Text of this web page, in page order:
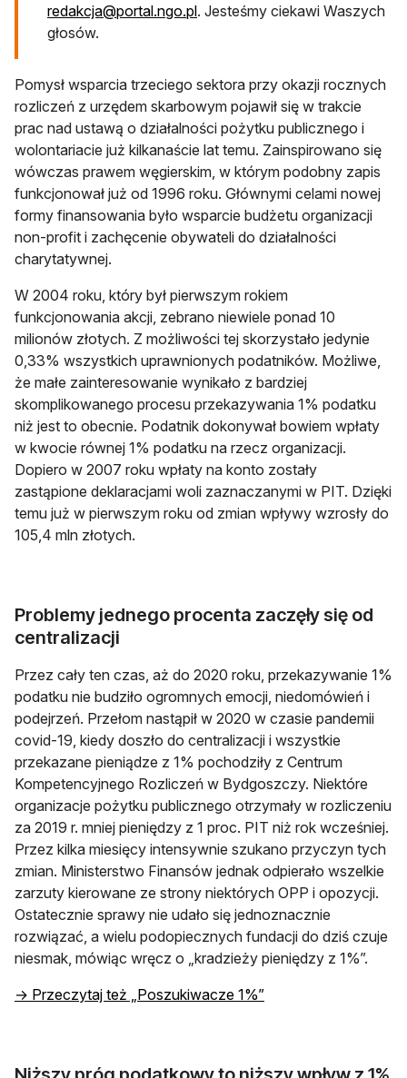
redakcja@portal.ngo.plotwiera się w nowej karcie
. Jesteśmy ciekawi Waszych
głosów.
Pomysł wsparcia trzeciego sektora przy okazji rocznych
rozliczeń z urzędem skarbowym pojawił się w trakcie
prac nad ustawą o działalności pożytku publicznego i
wolontariacie już kilkanaście lat temu. Zainspirowano się
wówczas prawem węgierskim, w którym podobny zapis
funkcjonował już od 1996 roku. Głównymi celami nowej
formy finansowania było wsparcie budżetu organizacji
non-profit i zachęcenie obywateli do działalności
charytatywnej.
W 2004 roku, który był pierwszym rokiem
funkcjonowania akcji, zebrano niewiele ponad 10
milionów złotych. Z możliwości tej skorzystało jedynie
0,33% wszystkich uprawnionych podatników. Możliwe,
że małe zainteresowanie wynikało z bardziej
skomplikowanego procesu przekazywania 1% podatku
niż jest to obecnie. Podatnik dokonywał bowiem wpłaty
w kwocie równej 1% podatku na rzecz organizacji.
Dopiero w 2007 roku wpłaty na konto zostały
zastąpione deklaracjami woli zaznaczanymi w PIT. Dzięki
temu już w pierwszym roku od zmian wpływy wzrosły do
105,4 mln złotych.
Problemy jednego procenta zaczęły się od
centralizacji
Przez cały ten czas, aż do 2020 roku, przekazywanie 1%
podatku nie budziło ogromnych emocji, niedomówień i
podejrzeń. Przełom nastąpił w 2020 w czasie pandemii
covid-19, kiedy doszło do centralizacji i wszystkie
przekazane pieniądze z 1% pochodziły z Centrum
Kompetencyjnego Rozliczeń w Bydgoszczy. Niektóre
organizacje pożytku publicznego otrzymały w rozliczeniu
za 2019 r. mniej pieniędzy z 1 proc. PIT niż rok wcześniej.
Przez kilka miesięcy intensywnie szukano przyczyn tych
zmian. Ministerstwo Finansów jednak odpierało wszelkie
zarzuty kierowane ze strony niektórych OPP i opozycji.
Ostatecznie sprawy nie udało się jednoznacznie
rozwiązać, a wielu podopiecznych fundacji do dziś czuje
niesmak, mówiąc wręcz o „kradzieży pieniędzy z 1%”.
→ Przeczytaj też „Poszukiwacze 1%”